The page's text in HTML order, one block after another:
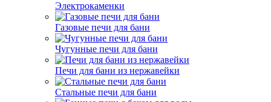
Электрокаменки
Газовые печи для бани
Чугунные печи для бани
Печи для бани из нержавейки
Стальные печи для бани